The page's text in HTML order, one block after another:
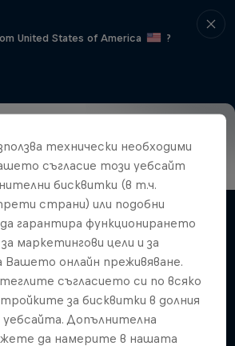
United States of America
?
Revelstoke recap Selkirk
Valentino Guseli
Australian snowboarding
prodigy
SNOWBOARDING
технически необходими
съгласие този уебсайт
бисквитки (в т.ч.
страни) или подобни
гарантира функционирането
маркетингови цели и за
Вашето онлайн преживяване.
съгласието си по всяко
за бисквитки в долния
Допълнителна
да намерите в нашата